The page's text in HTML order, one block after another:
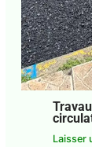
Laisser